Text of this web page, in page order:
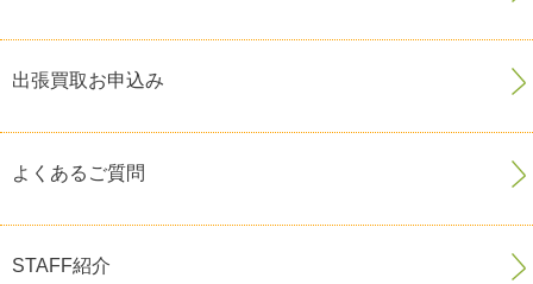
出張買取お申込み
よくあるご質問
STAFF紹介